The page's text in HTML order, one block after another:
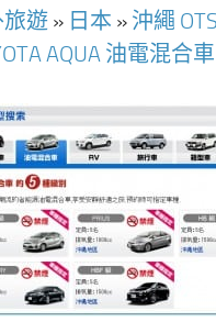
旅遊 » 日本 » 沖繩
AQUA 油電混合車